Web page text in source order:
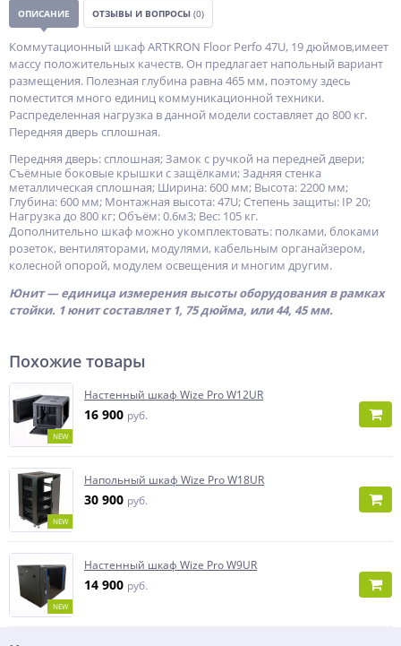
ОПИСАНИЕ ОТЗЫВЫ И ВОПРОСЫ (0)
Коммутационный шкаф ARTKRON Floor Perfo 47U, 19 дюймов,имеет
массу положительных качеств. Он предлагает напольный вариант
размещения. Полезная глубина равна 465 мм, поэтому здесь
поместится много единиц коммуникационной техники.
Распределенная нагрузка в данной модели составляет до 800 кг.
Передняя дверь сплошная.
Передняя дверь: сплошная; Замок с ручкой на передней двери;
Съёмные боковые крышки с защёлками; Задняя стенка
металлическая сплошная; Ширина: 600 мм; Высота: 2200 мм;
Глубина: 600 мм; Монтажная высота: 47U; Степень защиты: IP 20;
Нагрузка до 800 кг; Объём: 0.6м3; Вес: 105 кг.
Дополнительно шкаф можно укомплектовать: полками, блоками
розеток, вентиляторами, модулями, кабельным органайзером,
колесной опорой, модулем освещения и многим другим.
Юнит — единица измерения высоты оборудования в рамках
стойки. 1 юнит составляет 1, 75 дюйма, или 44, 45 мм.
Похожие товары
NEW
Настенный шкаф Wize Pro W12UR
16 900 руб.
NEW
Напольный шкаф Wize Pro W18UR
30 900 руб.
NEW
Настенный шкаф Wize Pro W9UR
14 900 руб.